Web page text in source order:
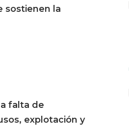
sostienen la
falta de
explotación y